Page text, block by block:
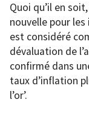
Quoi qu’il en
nouvelle pour
est considéré
dévaluation de
confirmé dans
taux d’inflation
l’or’.